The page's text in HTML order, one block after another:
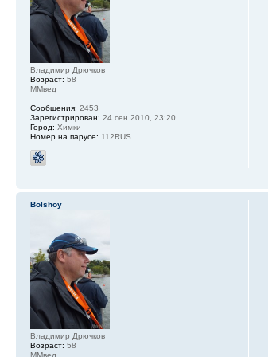
Владимир Дрючков
Возраст: 58
ММвед
Сообщения: 2453
Зарегистрирован: 24 сен 2010, 23:20
Город: Химки
Номер на парусе: 112RUS
Bolshoy
Владимир Дрючков
Возраст: 58
ММвед